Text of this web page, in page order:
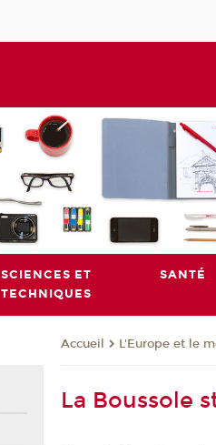
SCIENCES ET
TECHNIQUES
SANTÉ
Accueil L'Europe et le
La Boussole